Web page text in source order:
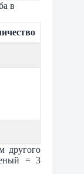
в
другого
= 3